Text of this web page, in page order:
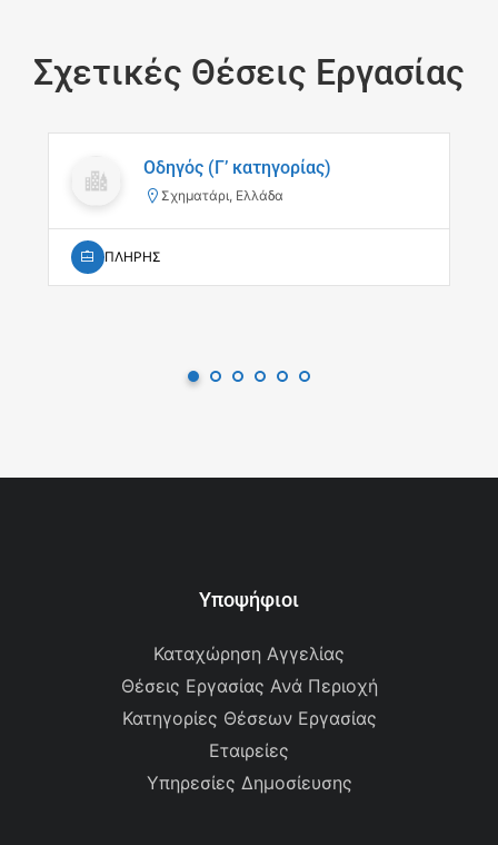
Σχετικές Θέσεις Εργασίας
Οδηγός (Γ’ κατηγορίας)
Σχηματάρι, Ελλάδα
ΠΛΗΡΗΣ
Υποψήφιοι
Καταχώρηση Αγγελίας
Θέσεις Εργασίας Ανά Περιοχή
Κατηγορίες Θέσεων Εργασίας
Εταιρείες
Υπηρεσίες Δημοσίευσης